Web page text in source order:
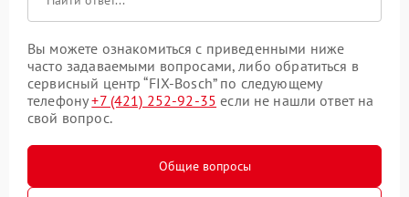
Вы можете ознакомиться с приведенными ниже
часто задаваемыми вопросами, либо обратиться в
сервисный центр “FIX-Bosch” по следующему
телефону+7 (421) 252-92-35 если не нашли ответ на
свой вопрос.
Общие вопросы